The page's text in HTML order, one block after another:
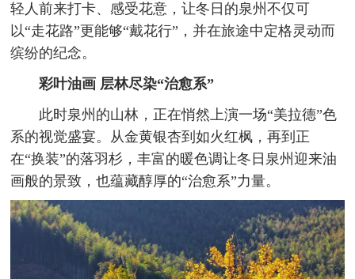
轻人前来打卡、感受花意，让冬日的泉州不仅可
以“走花路”更能够“戴花行”，并在旅途中定格灵动而
缤纷的纪念。
彩叶油画 层林尽染“治愈系”
此时泉州的山林，正在悄然上演一场“美拉德”色
系的视觉盛宴。从金黄银杏到如火红枫，再到正
在“换装”的落羽杉，丰富的暖色调让冬日泉州迎来油
画般的景致，也蕴藏醇厚的“治愈系”力量。